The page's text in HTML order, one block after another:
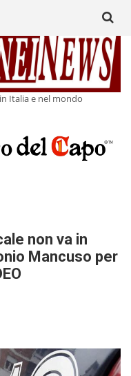
Italia e nel mondo
for:
non va in
Mancuso per